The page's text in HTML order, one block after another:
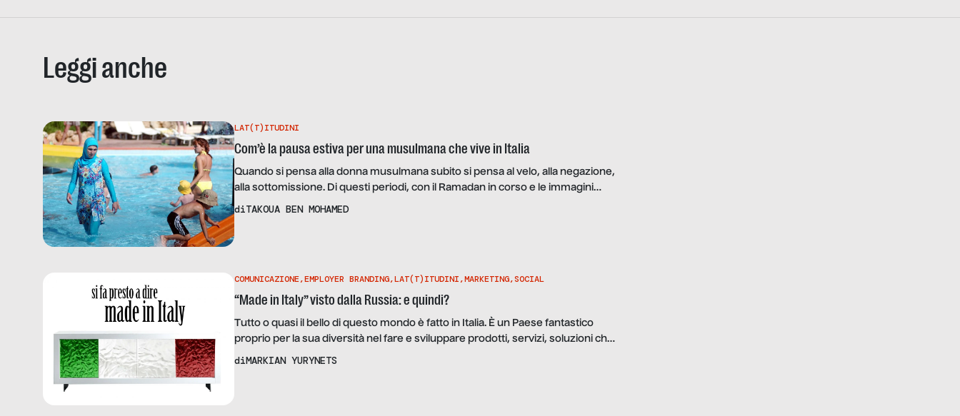
Leggi anche
LAT(T)ITUDINI
Com’è la pausa estiva per una musulmana che vive in Italia
Quando si pensa alla donna musulmana subito si pensa al velo, alla negazione,
alla sottomissione. Di questi periodi, con il Ramadan in corso e le immagini
delle vacanze e le abitudini estive degli occidentali, è ancora più facile
maturare pregiudizio su una cultura diversa dalla […]
diTAKOUA BEN MOHAMED
COMUNICAZIONE,EMPLOYER BRANDING,LAT(T)ITUDINI,MARKETING,SOCIAL
“Made in Italy” visto dalla Russia: e quindi?
Tutto o quasi il bello di questo mondo è fatto in Italia. È un Paese fantastico
proprio per la sua diversità nel fare e sviluppare prodotti, servizi, soluzioni che
diMARKIAN YURYNETS